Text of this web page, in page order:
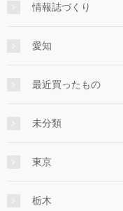
情報誌づくり
愛知
最近買ったもの
未分類
東京
栃木